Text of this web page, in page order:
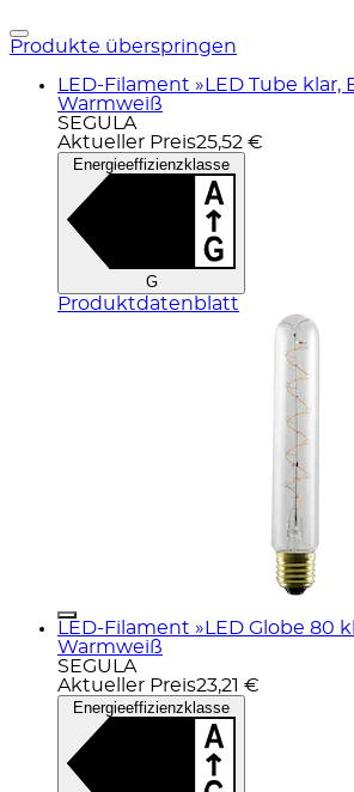
Produkte überspringen
LED-Filament »LED Tube klar,
Warmweiß
SEGULA
Aktueller Preis25,52 €
Energieeffizienzklasse
G
Produktdatenblatt
LED-Filament »LED Globe 80
Warmweiß
SEGULA
Aktueller Preis23,21 €
Energieeffizienzklasse